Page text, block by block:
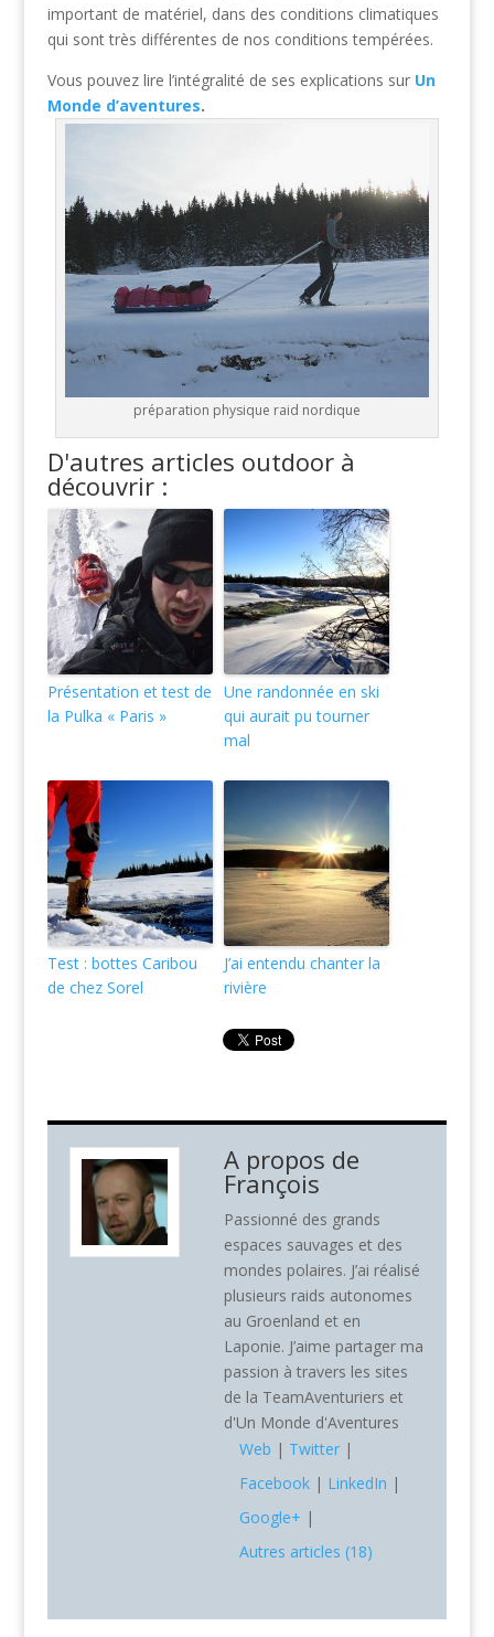
important de matériel, dans des conditions climatiques
qui sont très différentes de nos conditions tempérées.
Vous pouvez lire l’intégralité de ses explications sur Un
Monde d’aventures.
préparation physique raid nordique
D'autres articles outdoor à
découvrir :
Présentation et test de
la Pulka « Paris »
Une randonnée en ski
qui aurait pu tourner
mal
Test : bottes Caribou
de chez Sorel
J’ai entendu chanter la
rivière
A propos de
François
Passionné des grands
espaces sauvages et des
mondes polaires. J’ai réalisé
plusieurs raids autonomes
au Groenland et en
Laponie. J’aime partager ma
passion à travers les sites
de la TeamAventuriers et
d'Un Monde d'Aventures
Web | Twitter|
Facebook| LinkedIn |
Google+ |
Autres articles (18)